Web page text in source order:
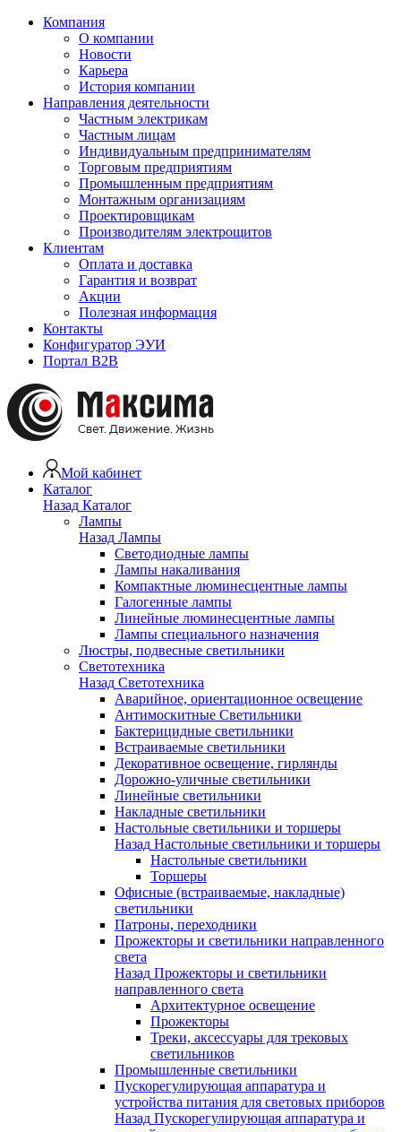
Компания
О компании
Новости
Карьера
История компании
Направления деятельности
Частным электрикам
Частным лицам
Индивидуальным предпринимателям
Торговым предприятиям
Промышленным предприятиям
Монтажным организациям
Проектировщикам
Производителям электрощитов
Клиентам
Оплата и доставка
Гарантия и возврат
Акции
Полезная информация
Контакты
Конфигуратор ЭУИ
Портал B2B
Мой кабинет
Каталог
Назад Каталог
Лампы
Назад Лампы
Светодиодные лампы
Лампы накаливания
Компактные люминесцентные лампы
Галогенные лампы
Линейные люминесцентные лампы
Лампы специального назначения
Люстры, подвесные светильники
Светотехника
Назад Светотехника
Аварийное, ориентационное освещение
Антимоскитные Светильники
Бактерицидные светильники
Встраиваемые светильники
Декоративное освещение, гирлянды
Дорожно-уличные светильники
Линейные светильники
Накладные светильники
Настольные светильники и торшеры
Назад Настольные светильники и торшеры
Настольные светильники
Торшеры
Офисные (встраиваемые, накладные)
светильники
Патроны, переходники
Прожекторы и светильники направленного
света
Назад Прожекторы и светильники
направленного света
Архитектурное освещение
Прожекторы
Треки, аксессуары для трековых
светильников
Промышленные светильники
Пускорегулирующая аппаратура и
устройства питания для световых приборов
Назад Пускорегулирующая аппаратура и